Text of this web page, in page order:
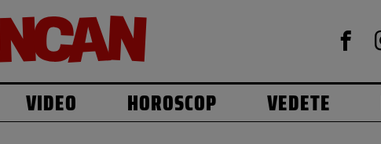
VIDEO HOROSCOP VEDETE